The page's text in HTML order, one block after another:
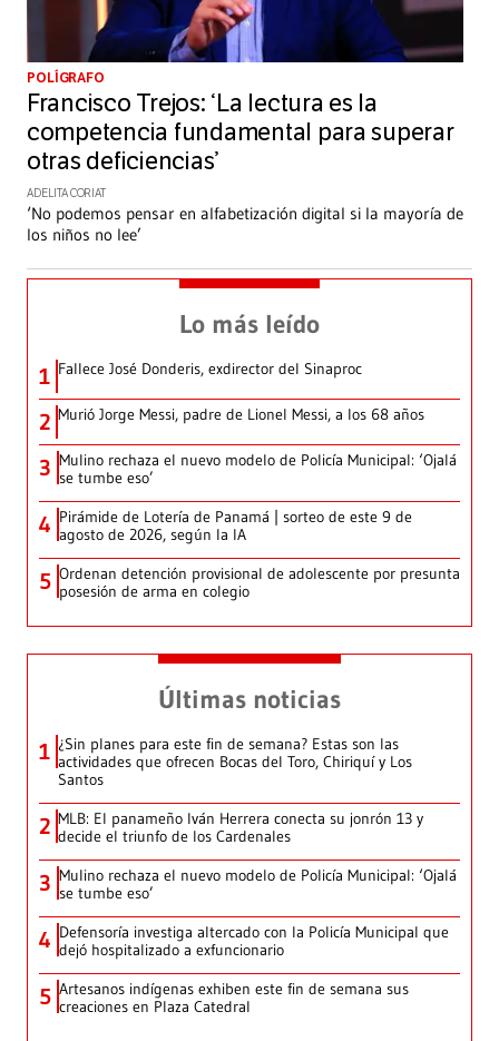
POLÍGRAFO
Francisco Trejos: ‘La lectura es la
competencia fundamental para superar
otras deficiencias’
ADELITA CORIAT
‘No podemos pensar en alfabetización digital si la mayoría de
los niños no lee’
Lo más leído
1 Fallece José Donderis, exdirector del Sinaproc
2 Murió Jorge Messi, padre de Lionel Messi, a los 68 años
3 Mulino rechaza el nuevo modelo de Policía Municipal: ‘Ojalá
se tumbe eso’
4 Pirámide de Lotería de Panamá | sorteo de este 9 de
agosto de 2026, según la IA
5 Ordenan detención provisional de adolescente por presunta
posesión de arma en colegio
Últimas noticias
1 ¿Sin planes para este fin de semana? Estas son las
actividades que ofrecen Bocas del Toro, Chiriquí y Los
Santos
2 MLB: El panameño Iván Herrera conecta su jonrón 13 y
decide el triunfo de los Cardenales
3 Mulino rechaza el nuevo modelo de Policía Municipal: ‘Ojalá
se tumbe eso’
4 Defensoría investiga altercado con la Policía Municipal que
dejó hospitalizado a exfuncionario
5 Artesanos indígenas exhiben este fin de semana sus
creaciones en Plaza Catedral